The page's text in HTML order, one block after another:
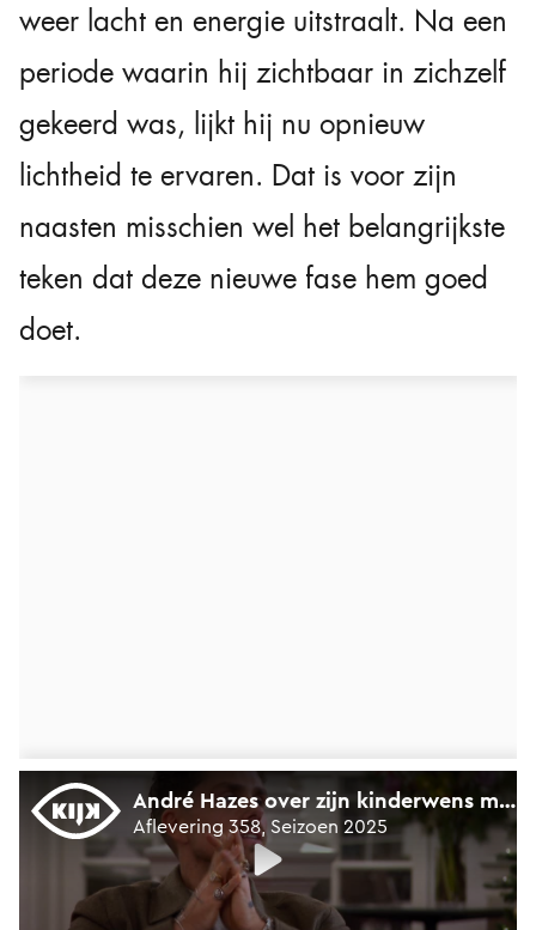
weer lacht en energie uitstraalt. Na een
periode waarin hij zichtbaar in zichzelf
gekeerd was, lijkt hij nu opnieuw
lichtheid te ervaren. Dat is voor zijn
naasten misschien wel het belangrijkste
teken dat deze nieuwe fase hem goed
doet.